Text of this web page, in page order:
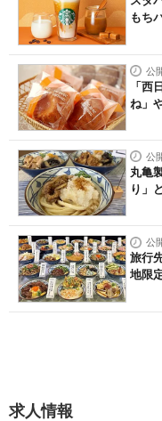
もち
公
「西
ね」
公
丸亀
り」
公
旅行
地限
求人情報